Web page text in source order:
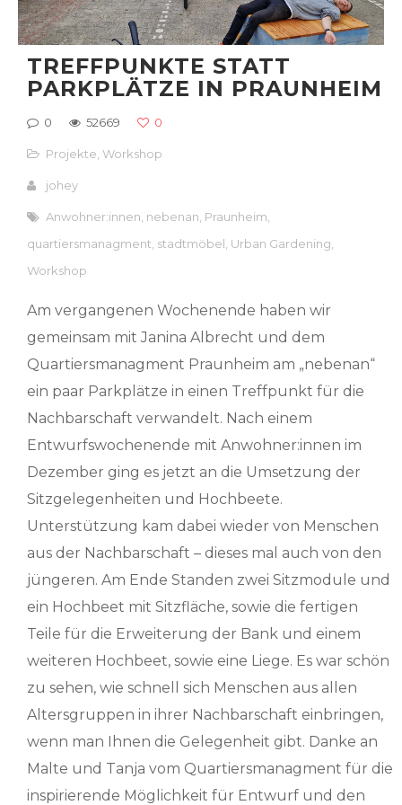
TREFFPUNKTE STATT
PARKPLÄTZE IN PRAUNHEIM
0 52669 0
Projekte ,Workshop
johey
Anwohner:innen nebenan Praunheim
quartiersmanagment stadtmöbel Urban Gardening
Workshop
Am vergangenen Wochenende haben wir
gemeinsam mit Janina Albrecht und dem
Quartiersmanagment Praunheim am „nebenan“
ein paar Parkplätze in einen Treffpunkt für die
Nachbarschaft verwandelt. Nach einem
Entwurfswochenende mit Anwohner:innen im
Dezember ging es jetzt an die Umsetzung der
Sitzgelegenheiten und Hochbeete.
Unterstützung kam dabei wieder von Menschen
aus der Nachbarschaft – dieses mal auch von den
jüngeren. Am Ende Standen zwei Sitzmodule und
ein Hochbeet mit Sitzfläche, sowie die fertigen
Teile für die Erweiterung der Bank und einem
weiteren Hochbeet, sowie eine Liege. Es war schön
zu sehen, wie schnell sich Menschen aus allen
Altersgruppen in ihrer Nachbarschaft einbringen,
wenn man Ihnen die Gelegenheit gibt. Danke an
Malte und Tanja vom Quartiersmanagment für die
inspirierende Möglichkeit für Entwurf und den